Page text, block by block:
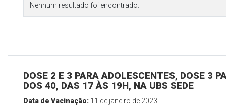
Nenhum resultado foi encontrado.
DOSE 2 E 3 PARA ADOLESCENTES, DOSE 3
DOS 40, DAS 17 ÀS 19H, NA UBS SEDE
Data de Vacinação: 11 de janeiro de 2023